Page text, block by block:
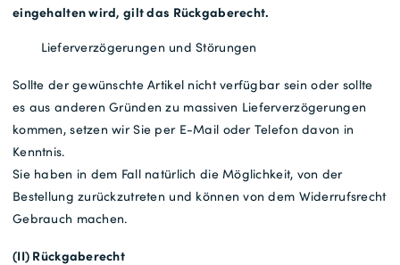
eingehalten wird, gilt das Rückgaberecht.
Lieferverzögerungen und Störungen
Sollte der gewünschte Artikel nicht verfügbar sein oder sollte
es aus anderen Gründen zu massiven Lieferverzögerungen
kommen, setzen wir Sie per E-Mail oder Telefon davon in
Kenntnis.
Sie haben in dem Fall natürlich die Möglichkeit, von der
Bestellung zurückzutreten und können von dem Widerrufsrecht
Gebrauch machen.
(II) Rückgaberecht